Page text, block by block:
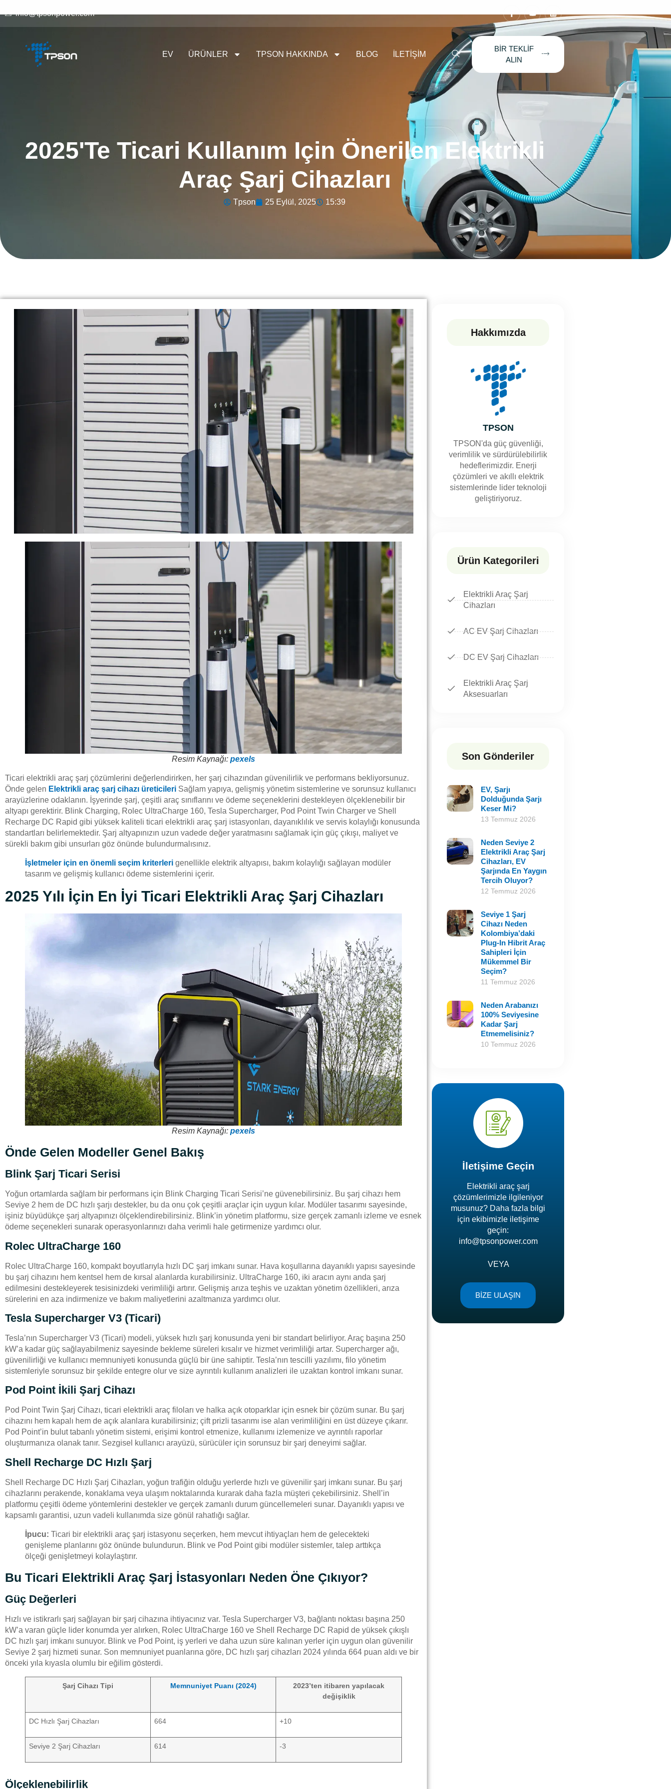
info@tpsonpower.com
EV ÜRÜNLER TPSON HAKKINDA BLOG İLETIŞIM
BIR TEKLIF
ALIN
2025'te Ticari Kullanım Için Önerilen Elektrikli
Araç Şarj Cihazları
Tpson 25 Eylül, 2025 15:39
Resim Kaynağı: pexels
Ticari elektrikli araç şarj çözümlerini değerlendirirken, her şarj cihazından güvenilirlik ve performans bekliyorsunuz.
Önde gelen Elektrikli araç şarj cihazı üreticileri Sağlam yapıya, gelişmiş yönetim sistemlerine ve sorunsuz kullanıcı
arayüzlerine odaklanın. İşyerinde şarj, çeşitli araç sınıflarını ve ödeme seçeneklerini destekleyen ölçeklenebilir bir
altyapı gerektirir. Blink Charging, Rolec UltraCharge 160, Tesla Supercharger, Pod Point Twin Charger ve Shell
Recharge DC Rapid gibi yüksek kaliteli ticari elektrikli araç şarj istasyonları, dayanıklılık ve servis kolaylığı konusunda
standartları belirlemektedir. Şarj altyapınızın uzun vadede değer yaratmasını sağlamak için güç çıkışı, maliyet ve
sürekli bakım gibi unsurları göz önünde bulundurmalısınız.
İşletmeler için en önemli seçim kriterleri genellikle elektrik altyapısı, bakım kolaylığı sağlayan modüler
tasarım ve gelişmiş kullanıcı ödeme sistemlerini içerir.
2025 Yılı İçin En İyi Ticari Elektrikli Araç Şarj Cihazları
Resim Kaynağı: pexels
Önde Gelen Modeller Genel Bakış
Blink Şarj Ticari Serisi
Yoğun ortamlarda sağlam bir performans için Blink Charging Ticari Serisi’ne güvenebilirsiniz. Bu şarj cihazı hem
Seviye 2 hem de DC hızlı şarjı destekler, bu da onu çok çeşitli araçlar için uygun kılar. Modüler tasarımı sayesinde,
işiniz büyüdükçe şarj altyapınızı ölçeklendirebilirsiniz. Blink’in yönetim platformu, size gerçek zamanlı izleme ve esnek
ödeme seçenekleri sunarak operasyonlarınızı daha verimli hale getirmenize yardımcı olur.
Rolec UltraCharge 160
Rolec UltraCharge 160, kompakt boyutlarıyla hızlı DC şarj imkanı sunar. Hava koşullarına dayanıklı yapısı sayesinde
bu şarj cihazını hem kentsel hem de kırsal alanlarda kurabilirsiniz. UltraCharge 160, iki aracın aynı anda şarj
edilmesini destekleyerek tesisinizdeki verimliliği artırır. Gelişmiş arıza teşhis ve uzaktan yönetim özellikleri, arıza
sürelerini en aza indirmenize ve bakım maliyetlerini azaltmanıza yardımcı olur.
Tesla Supercharger V3 (Ticari)
Tesla’nın Supercharger V3 (Ticari) modeli, yüksek hızlı şarj konusunda yeni bir standart belirliyor. Araç başına 250
kW’a kadar güç sağlayabilmeniz sayesinde bekleme süreleri kısalır ve hizmet verimliliği artar. Supercharger ağı,
güvenilirliği ve kullanıcı memnuniyeti konusunda güçlü bir üne sahiptir. Tesla’nın tescilli yazılımı, filo yönetim
sistemleriyle sorunsuz bir şekilde entegre olur ve size ayrıntılı kullanım analizleri ile uzaktan kontrol imkanı sunar.
Pod Point İkili Şarj Cihazı
Pod Point Twin Şarj Cihazı, ticari elektrikli araç filoları ve halka açık otoparklar için esnek bir çözüm sunar. Bu şarj
cihazını hem kapalı hem de açık alanlara kurabilirsiniz; çift prizli tasarımı ise alan verimliliğini en üst düzeye çıkarır.
Pod Point’in bulut tabanlı yönetim sistemi, erişimi kontrol etmenize, kullanımı izlemenize ve ayrıntılı raporlar
oluşturmanıza olanak tanır. Sezgisel kullanıcı arayüzü, sürücüler için sorunsuz bir şarj deneyimi sağlar.
Shell Recharge DC Hızlı Şarj
Shell Recharge DC Hızlı Şarj Cihazları, yoğun trafiğin olduğu yerlerde hızlı ve güvenilir şarj imkanı sunar. Bu şarj
cihazlarını perakende, konaklama veya ulaşım noktalarında kurarak daha fazla müşteri çekebilirsiniz. Shell’in
platformu çeşitli ödeme yöntemlerini destekler ve gerçek zamanlı durum güncellemeleri sunar. Dayanıklı yapısı ve
kapsamlı garantisi, uzun vadeli kullanımda size gönül rahatlığı sağlar.
İpucu: Ticari bir elektrikli araç şarj istasyonu seçerken, hem mevcut ihtiyaçları hem de gelecekteki
genişleme planlarını göz önünde bulundurun. Blink ve Pod Point gibi modüler sistemler, talep arttıkça
ölçeği genişletmeyi kolaylaştırır.
Bu Ticari Elektrikli Araç Şarj İstasyonları Neden Öne Çıkıyor?
Güç Değerleri
Hızlı ve istikrarlı şarj sağlayan bir şarj cihazına ihtiyacınız var. Tesla Supercharger V3, bağlantı noktası başına 250
kW’a varan güçle lider konumda yer alırken, Rolec UltraCharge 160 ve Shell Recharge DC Rapid de yüksek çıkışlı
DC hızlı şarj imkanı sunuyor. Blink ve Pod Point, iş yerleri ve daha uzun süre kalınan yerler için uygun olan güvenilir
Seviye 2 şarj hizmeti sunar. Son memnuniyet puanlarına göre, DC hızlı şarj cihazları 2024 yılında 664 puan aldı ve bir
önceki yıla kıyasla olumlu bir eğilim gösterdi.
Şarj Cihazı Tipi Memnuniyet Puanı (2024)
2023’ten itibaren yapılacak
değişiklik
DC Hızlı Şarj Cihazları 664 +10
Seviye 2 Şarj Cihazları 614 -3
Ölçeklenebilirlik
Hakkımızda
TPSON
TPSON'da güç güvenliği,
verimlilik ve sürdürülebilirlik
hedeflerimizdir. Enerji
çözümleri ve akıllı elektrik
sistemlerinde lider teknoloji
geliştiriyoruz.
Ürün Kategorileri
Elektrikli Araç Şarj
Cihazları
AC EV Şarj Cihazları
DC EV Şarj Cihazları
Elektrikli Araç Şarj
Aksesuarları
Son Gönderiler
EV, Şarjı
Dolduğunda Şarjı
Keser Mi?
13 Temmuz 2026
Neden Seviye 2
Elektrikli Araç Şarj
Cihazları, EV
Şarjında En Yaygın
Tercih Oluyor?
12 Temmuz 2026
Seviye 1 Şarj
Cihazı Neden
Kolombiya’daki
Plug-In Hibrit Araç
Sahipleri İçin
Mükemmel Bir
Seçim?
11 Temmuz 2026
Neden Arabanızı
100% Seviyesine
Kadar Şarj
Etmemelisiniz?
10 Temmuz 2026
İletişime Geçin
Elektrikli araç şarj
çözümlerimizle ilgileniyor
musunuz? Daha fazla bilgi
için ekibimizle iletişime
geçin:
info@tpsonpower.com
VEYA
BİZE ULAŞIN